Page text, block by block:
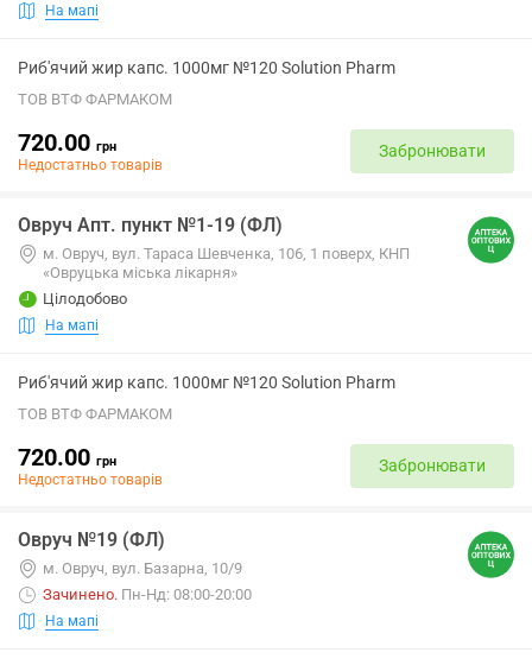
На мапі
Риб'ячий жир капс. 1000мг №120 Solution Pharm
ТОВ ВТФ ФАРМАКОМ
720.00 грн
Недостатньо товарів
Забронювати
Овруч Апт. пункт №1-19 (ФЛ)
м. Овруч, вул. Тараса Шевченка, 106, 1 поверх, КНП
«Овруцька міська лікарня»
Цілодобово
На мапі
Риб'ячий жир капс. 1000мг №120 Solution Pharm
ТОВ ВТФ ФАРМАКОМ
720.00 грн
Недостатньо товарів
Забронювати
Овруч №19 (ФЛ)
м. Овруч, вул. Базарна, 10/9
Зачинено. Пн-Нд: 08:00-20:00
На мапі